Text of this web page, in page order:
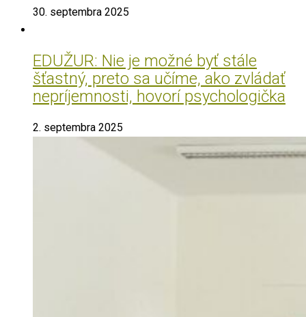
30. septembra 2025
EDUŽUR: Nie je možné byť stále
šťastný, preto sa učíme, ako zvládať
nepríjemnosti, hovorí psychologička
2. septembra 2025